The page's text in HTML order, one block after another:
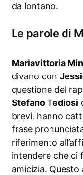
da lontano.
Le parole di
Mariavittoria
divano con
questione del
Stefano Tediosi
brevi, hanno
frase
riferimento
intendere che ci
amicizia.